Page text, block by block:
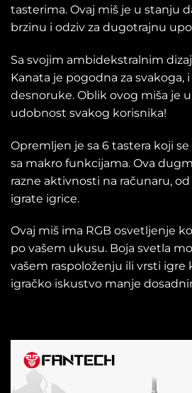
tasterima. Ovaj miš je u stanju
brzinu i odziv za dugotrajnu
Sa svojim ambidekstralnim
Kanata je pogodna za svakoga,
desnoruke. Oblik ovog miša je
udobnost svakog korisnika!
Opremljen je sa 6 tastera koji
sa makro funkcijama. Ova
razne aktivnosti na računaru,
igrate igrice.
Ovaj miš ima RGB osvetljenje
po vašem ukusu. Boja svetla
vašem raspoloženju ili vrsti
igračko iskustvo manje